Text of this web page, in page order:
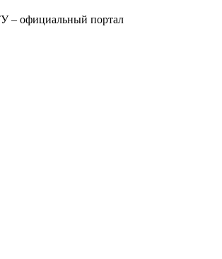
– официальный портал